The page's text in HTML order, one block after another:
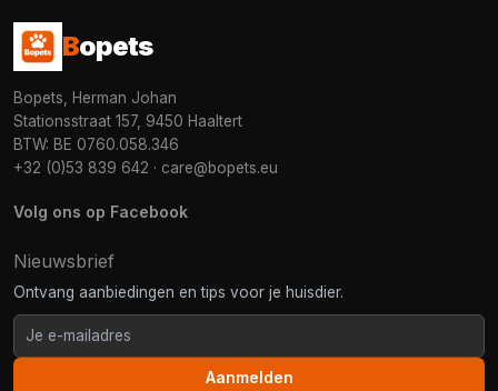
Bopets
Bopets, Herman Johan
Stationsstraat 157, 9450 Haaltert
BTW: BE 0760.058.346
+32 (0)53 839 642 · care@bopets.eu
Volg ons op Facebook
Nieuwsbrief
Ontvang aanbiedingen en tips voor je huisdier.
Aanmelden